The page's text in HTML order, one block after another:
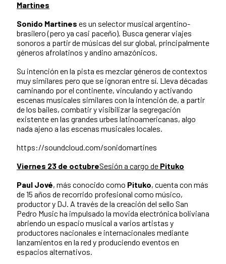
Martines
Sonido Martines es un selector musical argentino-
brasilero (pero ya casi paceño). Busca generar viajes
sonoros a partir de músicas del sur global, principalmente
géneros afrolatinos y andino amazónicos.
Su intención en la pista es mezclar géneros de contextos
muy similares pero que se ignoran entre sí. Lleva décadas
caminando por el continente, vinculando y activando
escenas musicales similares con la intención de, a partir
de los bailes, combatir y visibilizar la segregación
existente en las grandes urbes latinoamericanas, algo
nada ajeno a las escenas musicales locales.
https://soundcloud.com/sonidomartines
Viernes 23 de octubreSesión a cargo de Pituko
Paul Jové, más conocido como Pituko, cuenta con más
de 15 años de recorrido profesional como músico,
productor y DJ. A través de la creación del sello San
Pedro Music ha impulsado la movida electrónica boliviana
abriendo un espacio musical a varios artistas y
productores nacionales e internacionales mediante
lanzamientos en la red y produciendo eventos en
espacios alternativos.